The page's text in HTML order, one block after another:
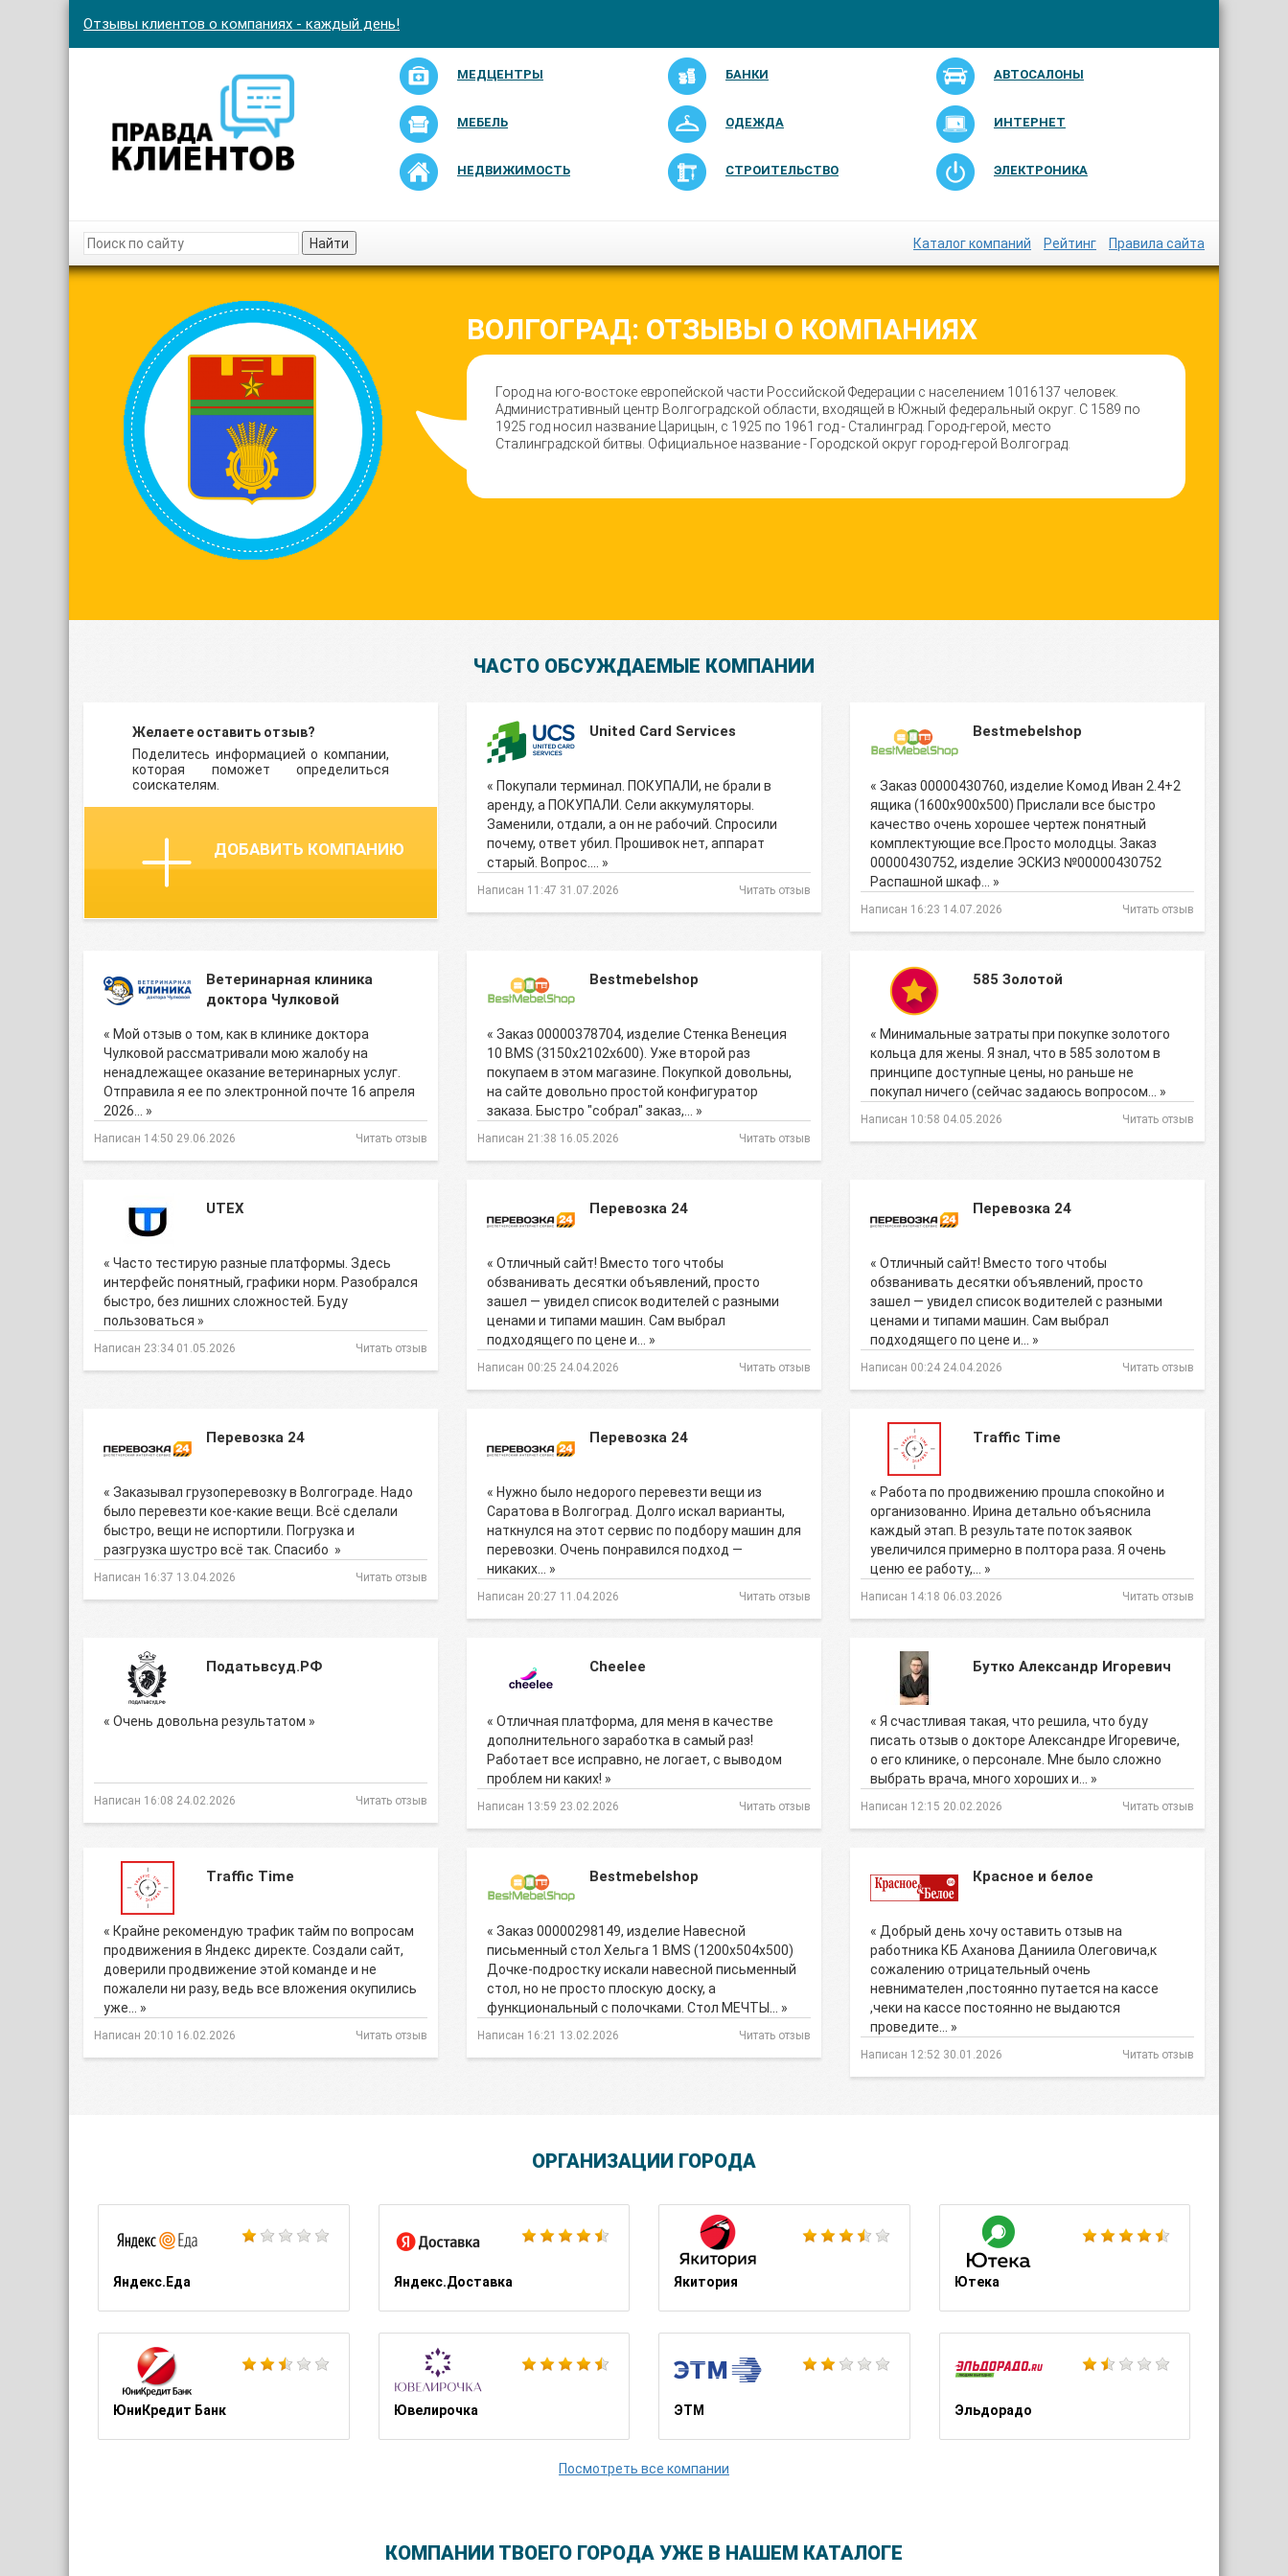
Отзывы клиентов о компаниях - каждый день!
МЕДЦЕНТРЫ БАНКИ АВТОСАЛОНЫ
МЕБЕЛЬ ОДЕЖДА ИНТЕРНЕТ
НЕДВИЖИМОСТЬ СТРОИТЕЛЬСТВО ЭЛЕКТРОНИКА
Найти Каталог компаний Рейтинг Правила сайта
ВОЛГОГРАД: ОТЗЫВЫ О КОМПАНИЯХ
Город на юго-востоке европейской части Российской Федерации с населением 1016137 человек.
Административный центр Волгоградской области, входящей в Южный федеральный округ. С 1589 по
1925 год носил название Царицын, с 1925 по 1961 год - Сталинград. Город-герой, место
Сталинградской битвы. Официальное название - Городской округ город-герой Волгоград.
ЧАСТО ОБСУЖДАЕМЫЕ КОМПАНИИ
Желаете оставить отзыв?
Поделитесь информацией о компании,
которая поможет определиться
соискателям.
ДОБАВИТЬ КОМПАНИЮ
United Card Services
« Покупали терминал. ПОКУПАЛИ, не брали в
аренду, а ПОКУПАЛИ. Сели аккумуляторы.
Заменили, отдали, а он не рабочий. Спросили
почему, ответ убил. Прошивок нет, аппарат
старый. Вопрос.… »
Написан 11:47 31.07.2026 Читать отзыв
Bestmebelshop
« Заказ 00000430760, изделие Комод Иван 2.4+2
ящика (1600х900х500) Прислали все быстро
качество очень хорошее чертеж понятный
комплектующие все.Просто молодцы. Заказ
00000430752, изделие ЭСКИЗ №00000430752
Распашной шкаф… »
Написан 16:23 14.07.2026 Читать отзыв
Ветеринарная клиника
доктора Чулковой
« Мой отзыв о том, как в клинике доктора
Чулковой рассматривали мою жалобу на
ненадлежащее оказание ветеринарных услуг.
Отправила я ее по электронной почте 16 апреля
2026… »
Написан 14:50 29.06.2026 Читать отзыв
Bestmebelshop
« Заказ 00000378704, изделие Стенка Венеция
10 BMS (3150х2102х600). Уже второй раз
покупаем в этом магазине. Покупкой довольны,
на сайте довольно простой конфигуратор
заказа. Быстро "собрал" заказ,… »
Написан 21:38 16.05.2026 Читать отзыв
585 Золотой
« Минимальные затраты при покупке золотого
кольца для жены. Я знал, что в 585 золотом в
принципе доступные цены, но раньше не
покупал ничего (сейчас задаюсь вопросом… »
Написан 10:58 04.05.2026 Читать отзыв
UTEX
« Часто тестирую разные платформы. Здесь
интерфейс понятный, графики норм. Разобрался
быстро, без лишних сложностей. Буду
пользоваться »
Написан 23:34 01.05.2026 Читать отзыв
Перевозка 24
« Отличный сайт! Вместо того чтобы
обзванивать десятки объявлений, просто
зашел — увидел список водителей с разными
ценами и типами машин. Сам выбрал
подходящего по цене и… »
Написан 00:25 24.04.2026 Читать отзыв
Перевозка 24
« Отличный сайт! Вместо того чтобы
обзванивать десятки объявлений, просто
зашел — увидел список водителей с разными
ценами и типами машин. Сам выбрал
подходящего по цене и… »
Написан 00:24 24.04.2026 Читать отзыв
Перевозка 24
« Заказывал грузоперевозку в Волгограде. Надо
было перевезти кое-какие вещи. Всё сделали
быстро, вещи не испортили. Погрузка и
разгрузка шустро всё так. Спасибо »
Написан 16:37 13.04.2026 Читать отзыв
Перевозка 24
« Нужно было недорого перевезти вещи из
Саратова в Волгоград. Долго искал варианты,
наткнулся на этот сервис по подбору машин для
перевозки. Очень понравился подход —
никаких… »
Написан 20:27 11.04.2026 Читать отзыв
Traffic Time
« Работа по продвижению прошла спокойно и
организованно. Ирина детально объяснила
каждый этап. В результате поток заявок
увеличился примерно в полтора раза. Я очень
ценю ее работу,… »
Написан 14:18 06.03.2026 Читать отзыв
Податьвсуд.РФ
« Очень довольна результатом »
Написан 16:08 24.02.2026 Читать отзыв
Cheelee
« Отличная платформа, для меня в качестве
дополнительного заработка в самый раз!
Работает все исправно, не логает, с выводом
проблем ни каких! »
Написан 13:59 23.02.2026 Читать отзыв
Бутко Александр Игоревич
« Я счастливая такая, что решила, что буду
писать отзыв о докторе Александре Игоревиче,
о его клинике, о персонале. Мне было сложно
выбрать врача, много хороших и… »
Написан 12:15 20.02.2026 Читать отзыв
Traffic Time
« Крайне рекомендую трафик тайм по вопросам
продвижения в Яндекс директе. Создали сайт,
доверили продвижение этой команде и не
пожалели ни разу, ведь все вложения окупились
уже… »
Написан 20:10 16.02.2026 Читать отзыв
Bestmebelshop
« Заказ 00000298149, изделие Навесной
письменный стол Хельга 1 BMS (1200х504х500)
Дочке-подростку искали навесной письменный
стол, но не просто плоскую доску, а
функциональный с полочками. Стол МЕЧТЫ… »
Написан 16:21 13.02.2026 Читать отзыв
Красное и белое
« Добрый день хочу оставить отзыв на
работника КБ Аханова Даниила Олеговича,к
сожалению отрицательный очень
невнимателен ,постоянно путается на кассе
,чеки на кассе постоянно не выдаются
проведите… »
Написан 12:52 30.01.2026 Читать отзыв
ОРГАНИЗАЦИИ ГОРОДА
Яндекс.Еда Яндекс.Доставка
Яндекс.Доставка
Якитория Ютека
ЮниКредит Банк Ювелирочка ЭТМ Эльдорадо
Посмотреть все компании
КОМПАНИИ ТВОЕГО ГОРОДА УЖЕ В НАШЕМ КАТАЛОГЕ